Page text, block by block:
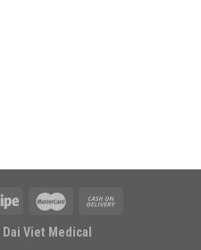
Dai Viet Medical